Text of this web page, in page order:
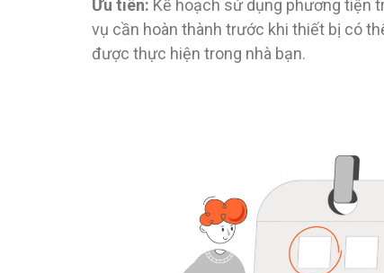
Ưu tiên: Kế hoạch sử dụng phương tiện
vụ cần hoàn thành trước khi thiết bị có
được thực hiện trong nhà bạn.